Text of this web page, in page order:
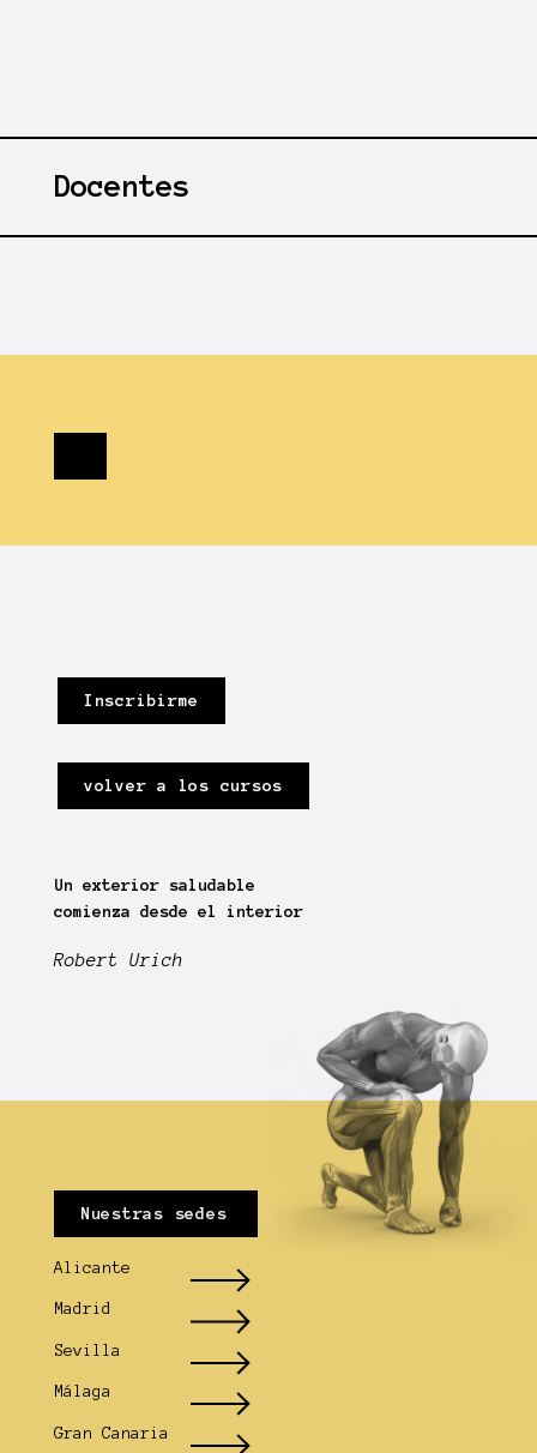
Docentes
Inscribirme
volver a los cursos
Un exterior saludable
comienza desde el interior
Robert Urich
Nuestras sedes
Alicante
Madrid
Sevilla
Málaga
Gran Canaria